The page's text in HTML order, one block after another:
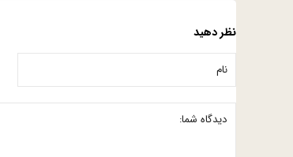
نظر دهید